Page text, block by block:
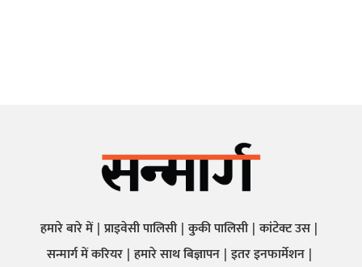
हमारे बारे में प्राइवेसी पालिसी कुकी पालिसी कांटेक्ट उस
सन्मार्ग में करियर हमारे साथ बिज्ञापन इतर इनफार्मेशन